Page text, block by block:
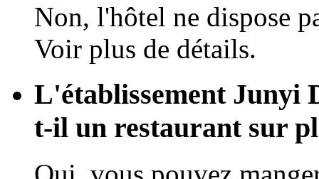
Non, l'hôtel ne dispose
Voir plus de détails.
L'établissement Junyi
t-il un restaurant sur